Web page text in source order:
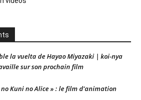
la vuelta de Hayao Miyazaki | koi-nya
sur son prochain film
Kuni no Alice » : le film d’animation